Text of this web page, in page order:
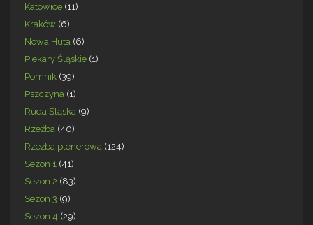
Katowice (11)
Kraków (6)
Nowa Huta (6)
Piekary Śląskie (1)
Pomnik (39)
Pszczyna (1)
Ruda Śląska (9)
Rzeźba (40)
Rzeźba plenerowa (124)
Sezon 1 (41)
Sezon 2 (83)
Sezon 3 (9)
Sezon 4 (29)